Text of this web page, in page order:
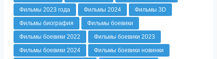
Фильмы 2023 года
Фильмы 2024
Фильмы 3D
Фильмы биография
Фильмы боевики
Фильмы боевики 2022
Фильмы боевики 2023
Фильмы боевики 2024
Фильмы боевики новинки